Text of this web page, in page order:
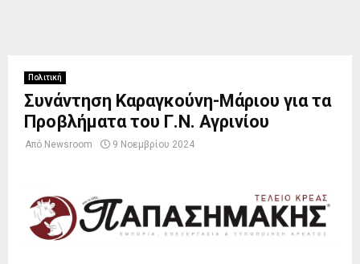
Πολιτική
Συνάντηση Καραγκούνη-Μάριου για τα
Προβλήματα του Γ.Ν. Αγρινίου
Από Newsroom 9 Νοεμβρίου 2024